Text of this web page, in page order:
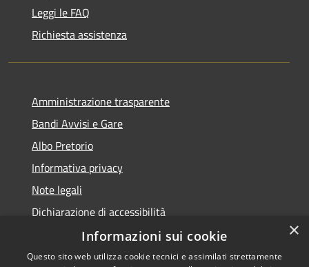
Leggi le FAQ
Richiesta assistenza
Amministrazione trasparente
Bandi Avvisi e Gare
Albo Pretorio
Informativa privacy
Note legali
Dichiarazione di accessibilità
×
Informazioni sui cookie
Questo sito web utilizza cookie tecnici e assimilati strettamente